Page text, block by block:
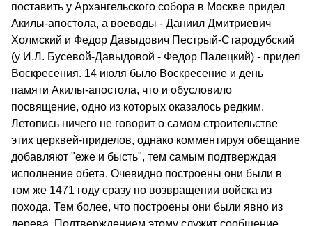
поставить у Архангельского собора в Москве придел
Акилы-апостола, а воеводы - Даниил Дмитриевич
Холмский и Федор Давыдович Пестрый-Стародубский
(у И.Л. Бусевой-Давыдовой - Федор Палецкий) - придел
Воскресения. 14 июля было Воскресение и день
памяти Акилы-апостола, что и обусловило
посвящение, одно из которых оказалось редким.
Летопись ничего не говорит о самом строительстве
этих церквей-приделов, однако комментируя обещание
добавляют "еже и бысть", тем самым подтверждая
исполнение обета. Очевидно построены они были в
том же 1471 году сразу по возвращении войска из
похода. Тем более, что построены они были явно из